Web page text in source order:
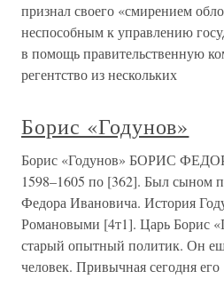
признал своего «смирением
неспособным к управлению
в помощь правительственную
регентство из нескольких
Борис «Годунов»
Борис «Годунов» БОРИС
1598–1605 по [362]. Был сыном
Федора Ивановича. История
Романовыми [4т1]. Царь Борис
старый опытный политик. Он
человек. Привычная сегодня его